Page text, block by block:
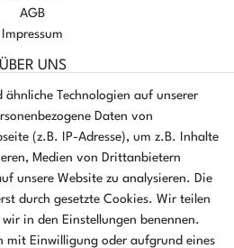
AGB
Impressum
ÜBER UNS
GMBH
8a
Borken
Montag - Donnerstag
- 16:00 Uhr
Freitag
Technologien auf unserer
Daten von
(z.B. IP-Adresse), um z.B. Inhalte
Medien von Drittanbietern
unsere Website zu analysieren. Die
durch gesetzte Cookies. Wir teilen
in den Einstellungen benennen.
mit Einwilligung oder aufgrund eines